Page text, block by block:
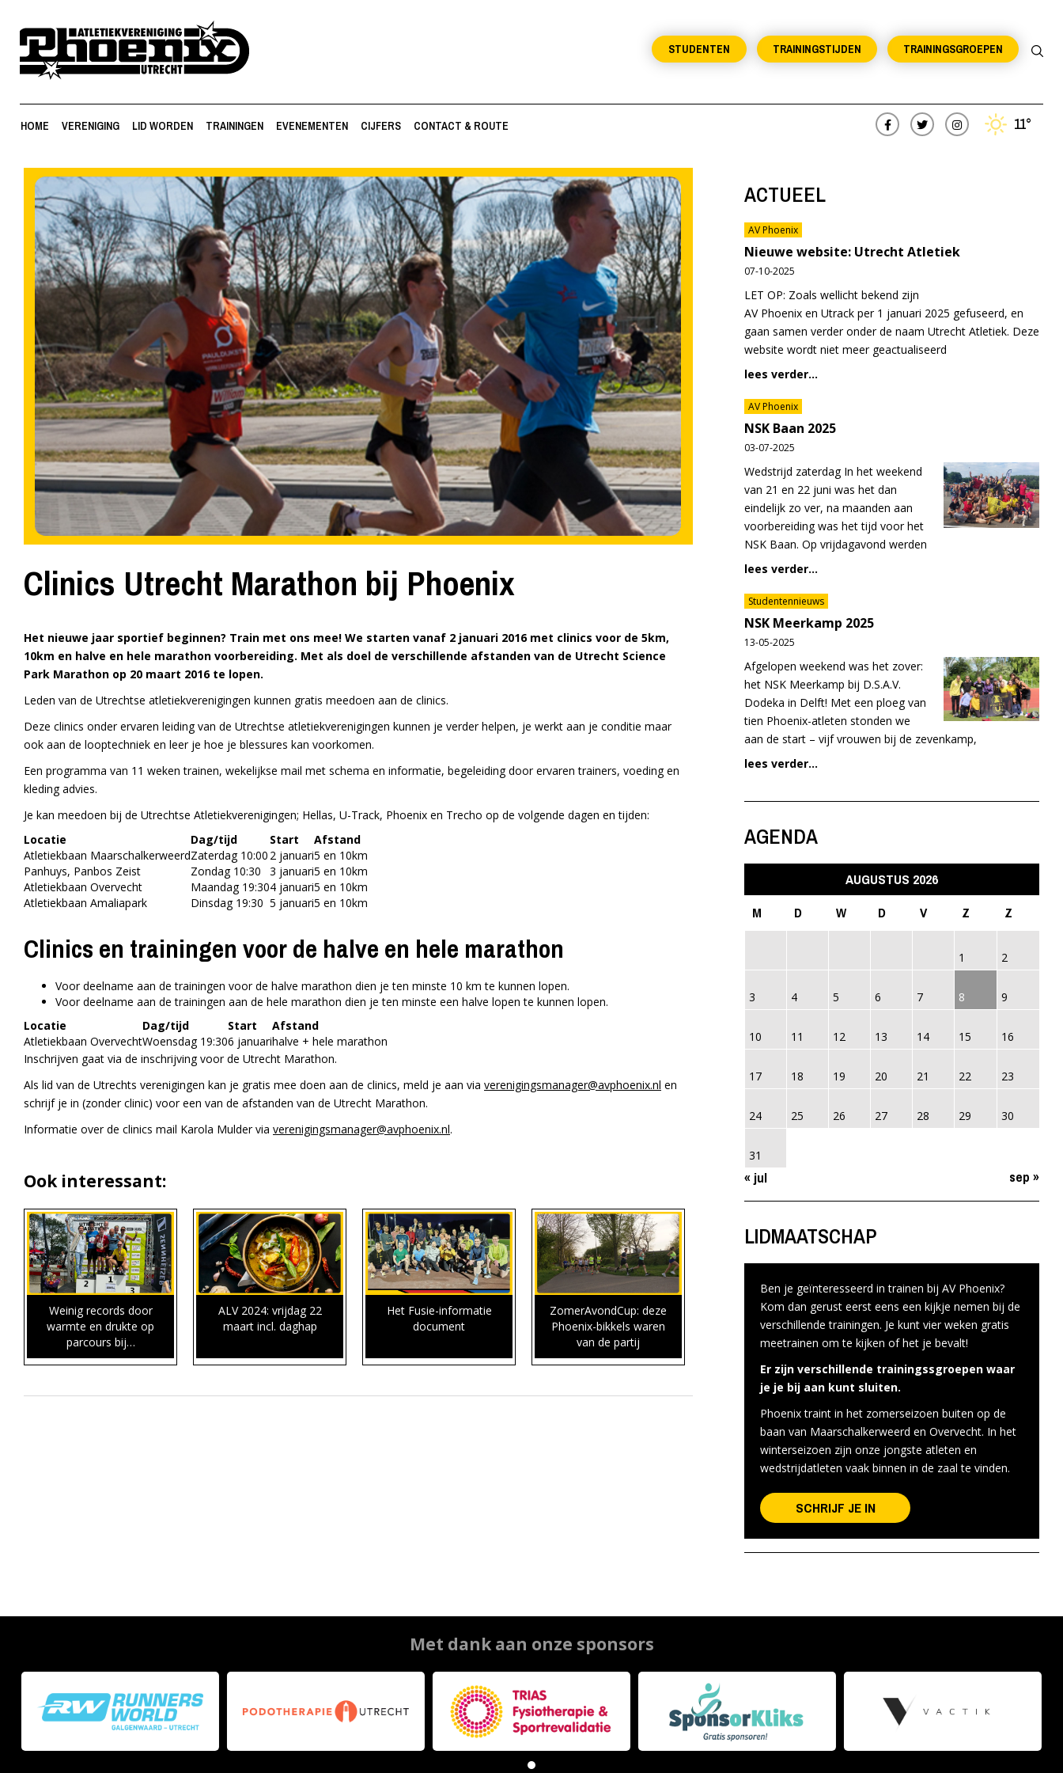
TRAININGSGROEPEN
TRAININGSTIJDEN
STUDENTEN
HOME VERENIGING LID WORDEN TRAININGEN EVENEMENTEN CIJFERS CONTACT & ROUTE 11°
Clinics Utrecht Marathon bij Phoenix
Het nieuwe jaar sportief beginnen? Train met ons mee! We starten vanaf 2 januari 2016 met clinics voor de 5km,
10km en halve en hele marathon voorbereiding. Met als doel de verschillende afstanden van de Utrecht Science
Park Marathon op 20 maart 2016 te lopen.
Leden van de Utrechtse atletiekverenigingen kunnen gratis meedoen aan de clinics.
Deze clinics onder ervaren leiding van de Utrechtse atletiekverenigingen kunnen je verder helpen, je werkt aan je conditie maar
ook aan de looptechniek en leer je hoe je blessures kan voorkomen.
Een programma van 11 weken trainen, wekelijkse mail met schema en informatie, begeleiding door ervaren trainers, voeding en
kleding advies.
Je kan meedoen bij de Utrechtse Atletiekverenigingen; Hellas, U-Track, Phoenix en Trecho op de volgende dagen en tijden:
Locatie
Dag/tijd Start
Afstand
Atletiekbaan MaarschalkerweerdZaterdag 10:00 2 januari5 en 10km
Panhuys, Panbos Zeist
Zondag 10:30 3 januari5 en 10km
Atletiekbaan Overvecht
Maandag 19:304 januari5 en 10km
Atletiekbaan Amaliapark
Dinsdag 19:30 5 januari5 en 10km
Clinics en trainingen voor de halve en hele marathon
Voor deelname aan de trainingen voor de halve marathon dien je ten minste 10 km te kunnen lopen.
Voor deelname aan de trainingen aan de hele marathon dien je ten minste een halve lopen te kunnen lopen.
Locatie
Dag/tijd Start
Afstand
Atletiekbaan OvervechtWoensdag 19:306 januarihalve + hele marathon
Inschrijven gaat via de inschrijving voor de Utrecht Marathon.
Als lid van de Utrechts verenigingen kan je gratis mee doen aan de clinics, meld je aan via verenigingsmanager@avphoenix.nl en
schrijf je in (zonder clinic) voor een van de afstanden van de Utrecht Marathon.
Informatie over de clinics mail Karola Mulder via verenigingsmanager@avphoenix.nl.
Ook interessant:
Weinig records door
warmte en drukte op
parcours bij…
ALV 2024: vrijdag 22
maart incl. daghap
Het Fusie-informatie
document
ZomerAvondCup: deze
Phoenix-bikkels waren
van de partij
ACTUEEL
AV Phoenix
Nieuwe website: Utrecht Atletiek
07-10-2025
LET OP: Zoals wellicht bekend zijn
AV Phoenix en Utrack per 1 januari 2025 gefuseerd, en
gaan samen verder onder de naam Utrecht Atletiek. Deze
website wordt niet meer geactualiseerd
lees verder...
AV Phoenix
NSK Baan 2025
03-07-2025
Wedstrijd zaterdag In het weekend
van 21 en 22 juni was het dan
eindelijk zo ver, na maanden aan
voorbereiding was het tijd voor het
NSK Baan. Op vrijdagavond werden
lees verder...
Studentennieuws
NSK Meerkamp 2025
13-05-2025
Afgelopen weekend was het zover:
het NSK Meerkamp bij D.S.A.V.
Dodeka in Delft! Met een ploeg van
tien Phoenix-atleten stonden we
aan de start – vijf vrouwen bij de zevenkamp,
lees verder...
AGENDA
AUGUSTUS 2026
M
D W D V Z Z
1 2
3 4 5 6 7 8 9
10 11 12 13 14 15 16
17 18 19 20 21 22 23
24 25 26 27 28 29 30
31
« jul sep »
LIDMAATSCHAP
Ben je geïnteresseerd in trainen bij AV Phoenix?
Kom dan gerust eerst eens een kijkje nemen bij de
verschillende trainingen. Je kunt vier weken gratis
meetrainen om te kijken of het je bevalt!
Er zijn verschillende trainingssgroepen waar
je je bij aan kunt sluiten.
Phoenix traint in het zomerseizoen buiten op de
baan van Maarschalkerweerd en Overvecht. In het
winterseizoen zijn onze jongste atleten en
wedstrijdatleten vaak binnen in de zaal te vinden.
SCHRIJF JE IN
Met dank aan onze sponsors